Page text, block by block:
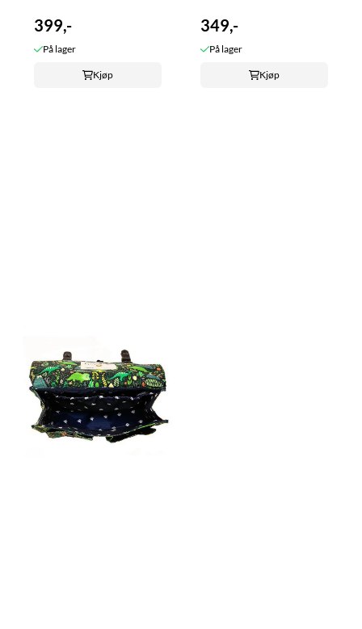
399,-
På lager
Kjøp
349,-
På lager
Kjøp